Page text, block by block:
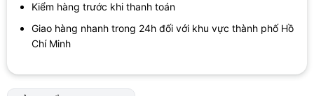
Phenol, Benzen, Carbon tetraclorua.
Điểm đáng nói ở đây là các chỉ tiêu lọc đều được công bố theo
cùng mức 12.000 L, giúp người dùng dễ theo dõi giới hạn sử
dụng của lõi lọc. Thời gian thay bộ lọc được ghi là 2 năm nếu
Kiểm hàng trước khi thanh toán
Giao hàng nhanh trong 24h đối với khu vực thành phố Hồ
Chí Minh